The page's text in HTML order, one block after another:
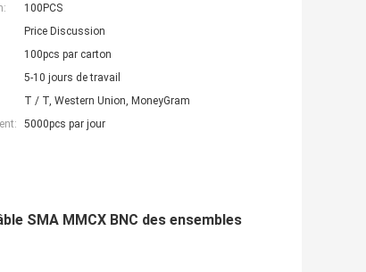
100PCS
Price Discussion
100pcs par carton
5-10 jours de travail
T / T, Western Union, MoneyGram
5000pcs par jour
SMA MMCX BNC des ensembles